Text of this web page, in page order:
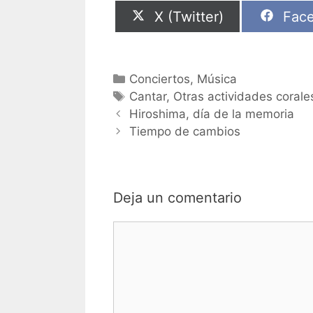
Compartir
en
X (Twitter)
en
Categorías
Conciertos, Música
Etiquetas
Cantar, Otras actividades
Hiroshima, día de la memoria
Tiempo de cambios
Deja un comentario